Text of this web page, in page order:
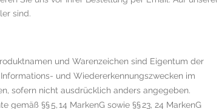
sind.
und Warenzeichen sind Eigentum der
und Wiedererkennungszwecken im
sofern nicht ausdrücklich anders angegeben.
§§ 5, 14 MarkenG sowie §§ 23, 24 MarkenG